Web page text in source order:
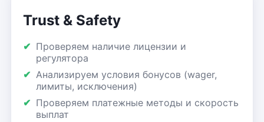
Trust & Safety
Проверяем наличие лицензии и
регулятора
Анализируем условия бонусов (wager,
лимиты, исключения)
Проверяем платежные методы и скорость
выплат